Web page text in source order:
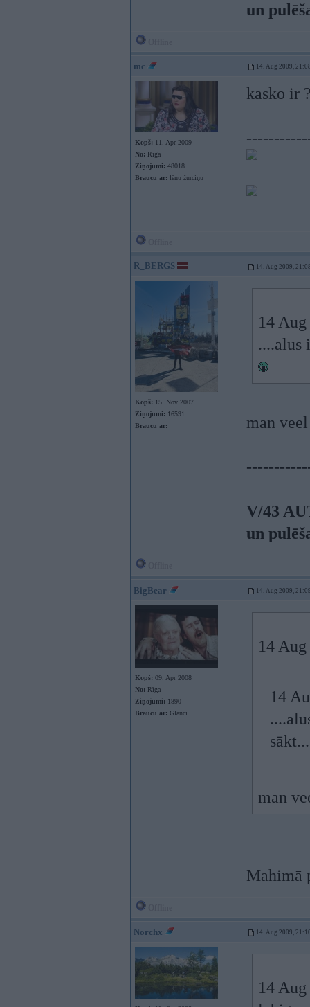
un
mc 14. Aug 2009,
Kopš: 11. Apr 2009
No: Rīga
Ziņojumi: 48018
Braucu ar: lēnu žurciņu
kasko ir
R_BERGS 14. Aug 2009,
Kopš: 15. Nov 2007
Ziņojumi: 16591
Braucu ar:
14
....alus
man
V/43
un
BigBear 14. Aug 2009,
Kopš: 09. Apr 2008
No: Rīga
Ziņojumi: 1890
Braucu ar: Glanci
14
14
man
Mahimā
Norchx 14. Aug 2009,
14